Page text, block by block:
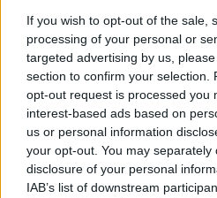
If you wish to opt-out of the sale,
processing of your personal or
targeted advertising by us,
section to confirm your selection.
opt-out request is processed you
interest-based ads based on
us or personal information
your opt-out. You may
disclosure of your personal
IAB’s list of downstream